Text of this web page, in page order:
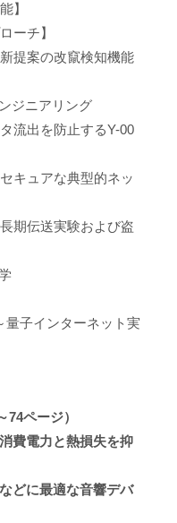
】
ーチ】
提案の改竄検知機能
ジニアリング
流出を防止するY-00
キュアな典型的ネッ
期伝送実験および盗
量子インターネット実
ページ）
費電力と熱損失を抑
どに最適な音響デバ